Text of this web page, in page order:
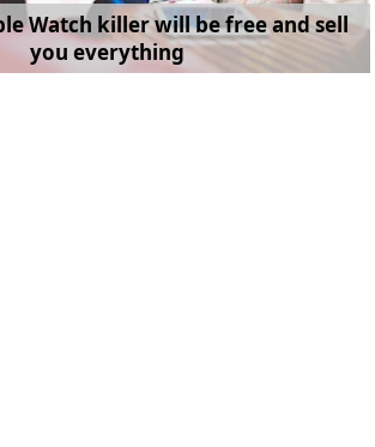
Watch killer will be free and sell
you everything